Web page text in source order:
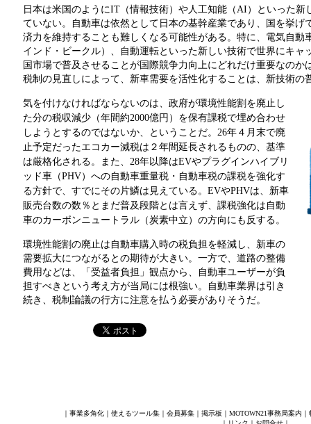
日本は米国のようにIT（情報技術）や人工知能（AI）といった
ていない。自動車は依然として日本の基幹産業であり、国を挙げ
済力を維持することも難しくなる可能性がある。特に、電気自動
インド・ビークル）、自動運転といった新しい技術で世界にキ
国市場で普及させることが国際競争力向上にどれだけ重要なの
税制の見直しによって、新車需要を活性化することは、新技術の
気を付けなければならないのは、政府が環境性能割を廃止し
た分の税収減少（年間約2000億円）を保有課税で埋め合わせ
しようとするのではないか、ということだ。26年４月末で廃
止予定だったエコカー減税は２年間延長されるものの、基準
は厳格化される。また、28年以降はEVやプラグインハイブリ
ッド車（PHV）への自動車重量税・自動車税の課税を強化す
る方針で、すでにその片鱗は見えている。EVやPHVは、新車
販売台数の数％とまだ普及段階とは言えず、課税強化は自動
車のカーボンニュートラル（炭素中立）の方向にも反する。
環境性能割の廃止は自動車購入時の税負担を軽減し、新車の
需要拡大につながるとの期待が大きい。一方で、道路の整備
費用などは、「受益者負担」観点から、自動車ユーザーが負
担すべきという考え方が当局には根強い。自動車業界は引き
続き、税制論議の行方に注意を払う必要がありそうだ。
｜ 事業多角化 ｜ 使えるツール集 ｜ 会員募集 ｜ 掲示板 ｜ MOTOWN21事務局案内 ｜